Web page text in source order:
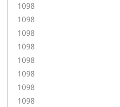
1098
1098
1098
1098
1098
1098
1098
1098